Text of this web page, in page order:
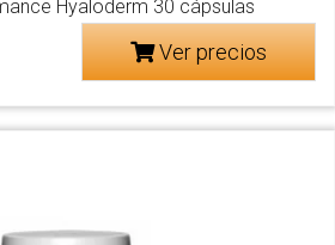
Hyaloderm 30 cápsulas
Ver precios